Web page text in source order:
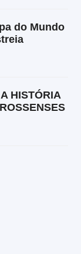
do Mundo
HISTÓRIA